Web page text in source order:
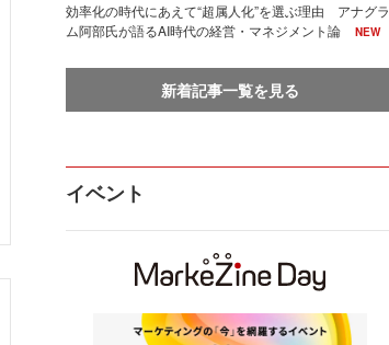
効率化の時代にあえて“超属人化”を選ぶ理由 アナグラ
ム阿部氏が語るAI時代の経営・マネジメント論
NEW
新着記事一覧を見る
イベント